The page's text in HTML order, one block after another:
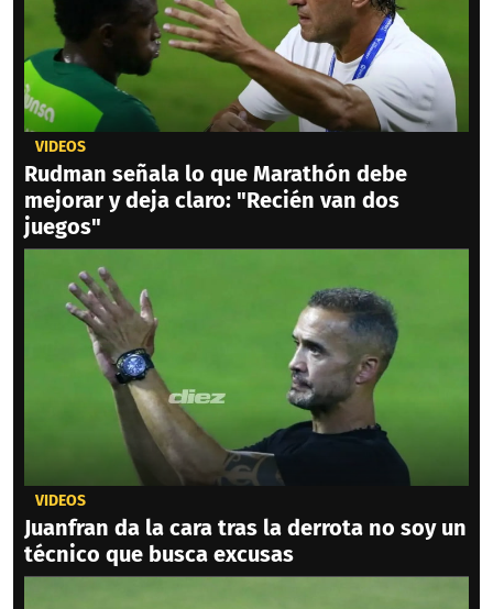
VIDEOS
Rudman señala lo que Marathón debe
mejorar y deja claro: "Recién van dos
juegos"
VIDEOS
Juanfran da la cara tras la derrota no soy un
técnico que busca excusas